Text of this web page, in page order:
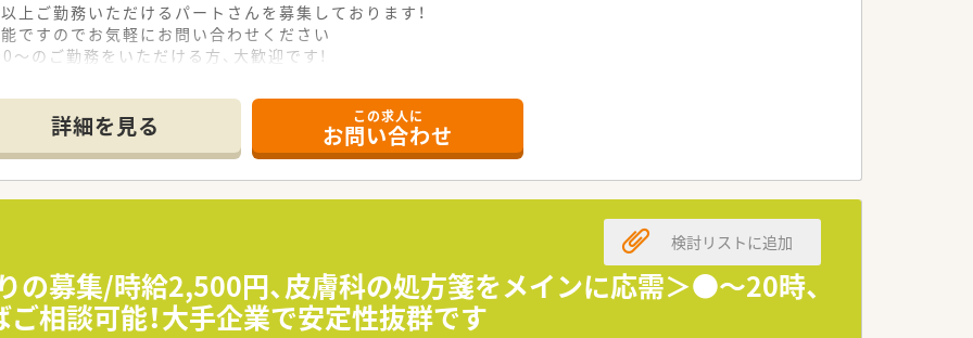
ご勤務いただけるパートさんを募集しております！
ですのでお気軽にお問い合わせください
～のご勤務をいただける方、大歓迎です!
詳細を見る この求人に
お問い合わせ
の募集/時給2,500円、皮膚科の処方箋をメインに応需＞●～20時、
相談可能！大手企業で安定性抜群です
検討リストに追加